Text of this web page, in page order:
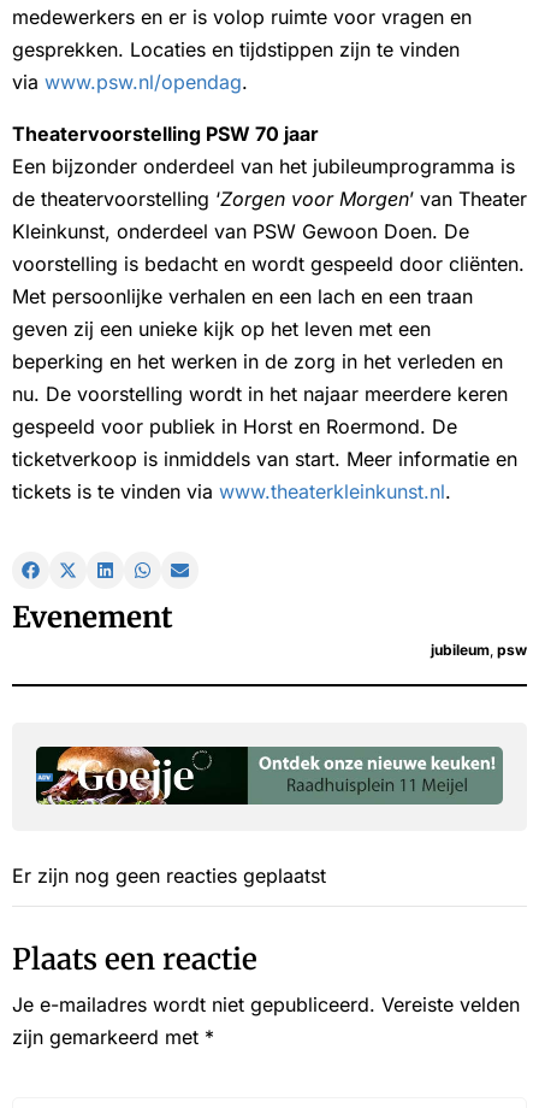
medewerkers en er is volop ruimte voor vragen en
gesprekken. Locaties en tijdstippen zijn te vinden
via www.psw.nl/opendag.
Theatervoorstelling PSW 70 jaar
Een bijzonder onderdeel van het jubileumprogramma is
de theatervoorstelling ‘Zorgen voor Morgen’ van Theater
Kleinkunst, onderdeel van PSW Gewoon Doen. De
voorstelling is bedacht en wordt gespeeld door cliënten.
Met persoonlijke verhalen en een lach en een traan
geven zij een unieke kijk op het leven met een
beperking en het werken in de zorg in het verleden en
nu. De voorstelling wordt in het najaar meerdere keren
gespeeld voor publiek in Horst en Roermond. De
ticketverkoop is inmiddels van start. Meer informatie en
tickets is te vinden via www.theaterkleinkunst.nl.
Evenement
jubileum psw
Er zijn nog geen reacties geplaatst
Plaats een reactie
Je e-mailadres wordt niet gepubliceerd. Vereiste velden
zijn gemarkeerd met *